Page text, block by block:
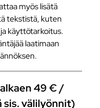
myös lisätä
tekstistä, kuten
käyttötarkoitus.
laatimaan
49 € /
sis. välilyönnit)